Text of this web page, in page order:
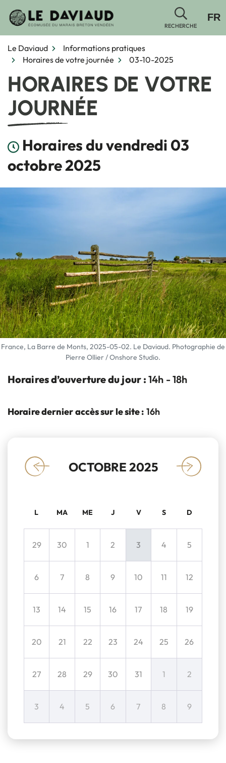
RECHERCHE
FR
Le Daviaud
Informations pratiques
Horaires de votre journée
03-10-2025
HORAIRES DE VOTRE
JOURNÉE
Horaires du vendredi 03
octobre 2025
France, La Barre de Monts, 2025-05-02. Le Daviaud. Photographie de
Pierre Ollier / Onshore Studio.
Horaires d’ouverture du jour : 14h - 18h
Horaire dernier accès sur le site : 16h
« OCTOBRE 2025 »
L MA ME J V S D
29 30 1 2 3 4 5
6 7 8 9 10 11 12
13 14 15 16 17 18 19
20 21 22 23 24 25 26
27 28 29 30 31 1 2
3 4 5 6 7 8 9